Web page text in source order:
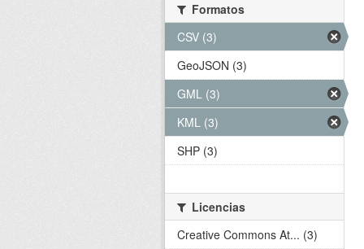
Formatos
CSV (3)
GeoJSON (3)
GML (3)
KML (3)
SHP (3)
Licencias
Creative Commons At... (3)